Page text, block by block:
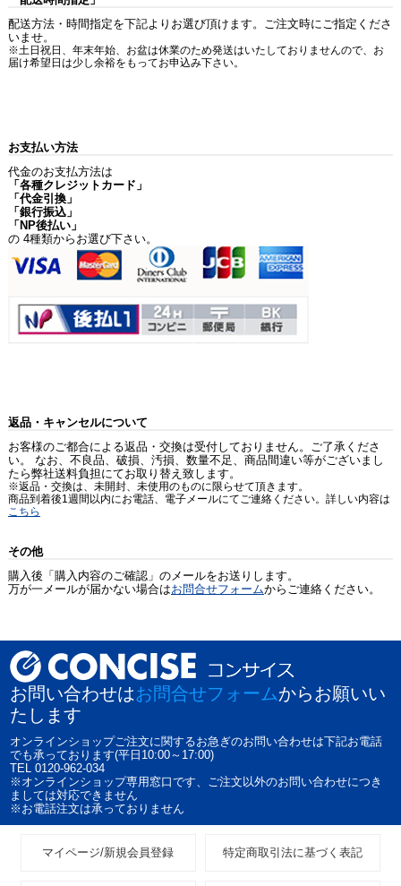
配送方法・時間指定を下記よりお選び頂けます。ご注文時にご指定くださ
いませ。
※土日祝日、年末年始、お盆は休業のため発送はいたしておりませんので、お
届け希望日は少し余裕をもってお申込み下さい。
お支払い方法
代金のお支払方法は
「各種クレジットカード」
「代金引換」
「銀行振込」
「NP後払い」
の 4種類からお選び下さい。
返品・キャンセルについて
お客様のご都合による返品・交換は受付しておりません。ご了承くださ
い。 なお、不良品、破損、汚損、数量不足、商品間違い等がございまし
たら弊社送料負担にてお取り替え致します。
※返品・交換は、未開封、未使用のものに限らせて頂きます。
商品到着後1週間以内にお電話、電子メールにてご連絡ください。詳しい内容は
こちら
その他
購入後「購入内容のご確認」のメールをお送りします。
万が一メールが届かない場合はお問合せフォームからご連絡ください。
お問い合わせはお問合せフォームからお願いい
たします
オンラインショップご注文に関するお急ぎのお問い合わせは下記お電話
でも承っております(平日10:00～17:00)
TEL 0120-962-034
※オンラインショップ専用窓口です、ご注文以外のお問い合わせにつき
ましては対応できません
※お電話注文は承っておりません
マイページ/新規会員登録 特定商取引法に基づく表記